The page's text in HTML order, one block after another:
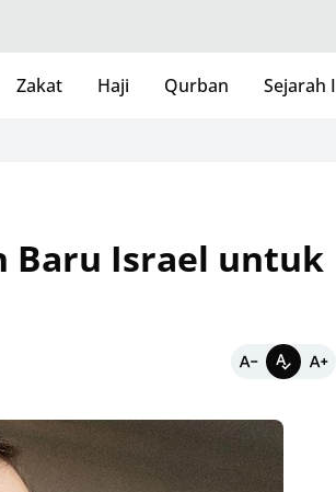
Zakat Haji Qurban Sejarah
Baru Israel untuk